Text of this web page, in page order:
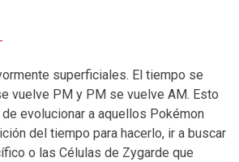
superficiales. El tiempo se
vuelve PM y PM se vuelve AM. Esto
evolucionar a aquellos Pokémon
del tiempo para hacerlo, ir a buscar
o las Células de Zygarde que